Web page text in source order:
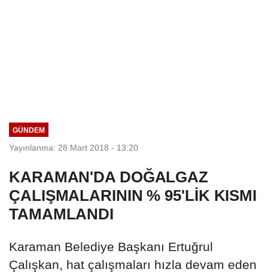
GÜNDEM
Yayınlanma: 28 Mart 2018 - 13:20
KARAMAN'DA DOĞALGAZ
ÇALIŞMALARININ % 95'LİK KISMI
TAMAMLANDI
Karaman Belediye Başkanı Ertuğrul
Çalışkan, hat çalışmaları hızla devam eden